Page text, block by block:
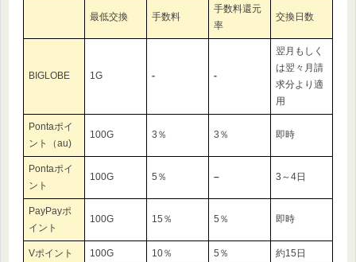
最低交換 手数料
手数料還元
率
交換日数
BIGLOBE 1G ‐ ‐
翌月もしく
は翌々月請
求分より適
用
Pontaポイ
ント（au)
100G 3％ 3％ 即時
Pontaポイ
ント
100G 5％ – 3～4日
PayPayポ
イント
100G 15％ 5％ 即時
Vポイント 100G 10％ 5％ 約15日